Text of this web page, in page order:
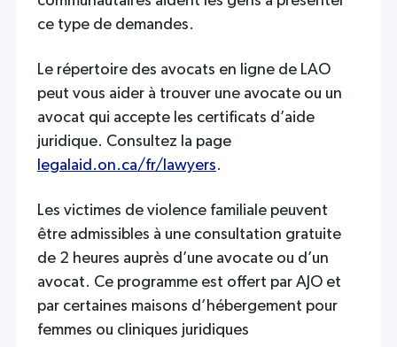
ce type de demandes.
Le répertoire des avocats en ligne de LAO
peut vous aider à trouver une avocate ou un
avocat qui accepte les certificats d’aide
juridique. Consultez la page
legalaid.on.ca/fr/lawyers.
Les victimes de violence familiale peuvent
être admissibles à une consultation gratuite
de 2 heures auprès d’une avocate ou d’un
avocat. Ce programme est offert par AJO et
par certaines maisons d’hébergement pour
femmes ou cliniques juridiques